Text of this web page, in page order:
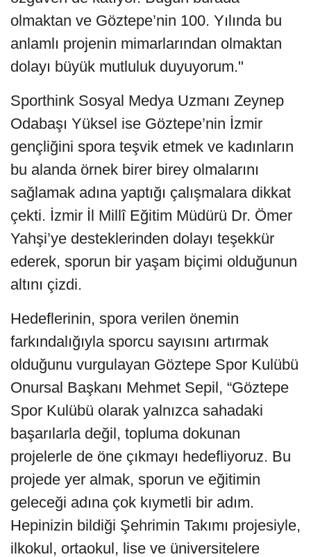
olmaktan ve Göztepe’nin 100. Yılında bu
anlamlı projenin mimarlarından olmaktan
dolayı büyük mutluluk duyuyorum."
Sporthink Sosyal Medya Uzmanı Zeynep
Odabaşı Yüksel ise Göztepe’nin İzmir
gençliğini spora teşvik etmek ve kadınların
bu alanda örnek birer birey olmalarını
sağlamak adına yaptığı çalışmalara dikkat
çekti. İzmir İl Millî Eğitim Müdürü Dr. Ömer
Yahşi’ye desteklerinden dolayı teşekkür
ederek, sporun bir yaşam biçimi olduğunun
altını çizdi.
Hedeflerinin, spora verilen önemin
farkındalığıyla sporcu sayısını artırmak
olduğunu vurgulayan Göztepe Spor Kulübü
Onursal Başkanı Mehmet Sepil, “Göztepe
Spor Kulübü olarak yalnızca sahadaki
başarılarla değil, topluma dokunan
projelerle de öne çıkmayı hedefliyoruz. Bu
projede yer almak, sporun ve eğitimin
geleceği adına çok kıymetli bir adım.
Hepinizin bildiği Şehrimin Takımı projesiyle,
ilkokul, ortaokul, lise ve üniversitelere